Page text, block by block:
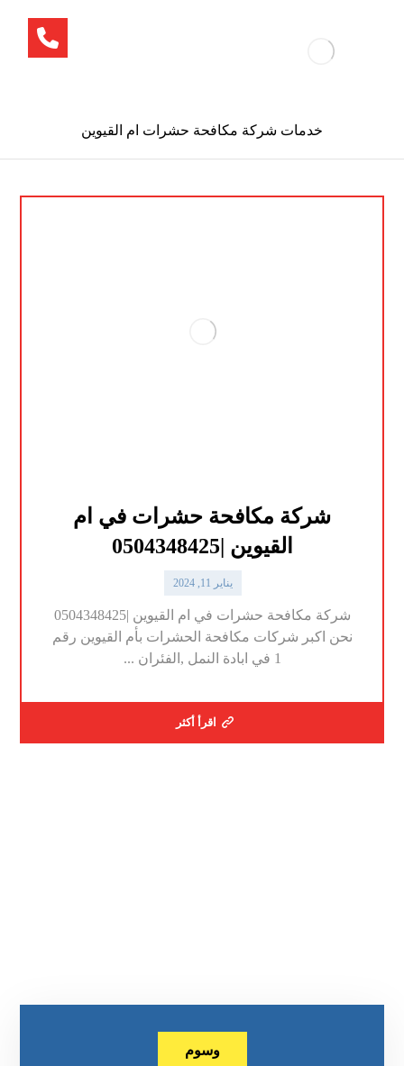
خدمات شركة مكافحة حشرات ام القيوين
شركة مكافحة حشرات في ام
القيوين |0504348425
يناير 11, 2024
شركة مكافحة حشرات في ام القيوين |0504348425
نحن اكبر شركات مكافحة الحشرات بأم القيوين رقم
1 في ابادة النمل ,الفئران ...
اقرأ أكثر
وسوم